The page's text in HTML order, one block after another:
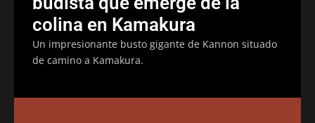
colina en Kamakura
Un impresionante busto gigante de Kannon situado
de camino a Kamakura.